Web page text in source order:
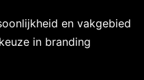
en vakgebied
in branding